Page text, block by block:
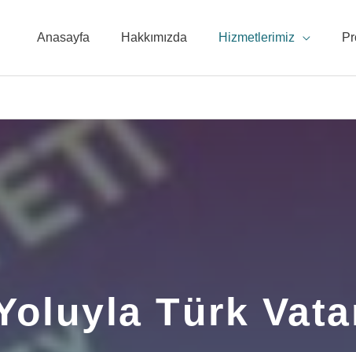
Anasayfa Hakkımızda Hizmetlerimiz
Türk